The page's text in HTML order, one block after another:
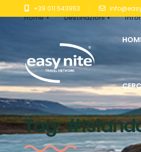
+39 011 543953
Tag:
Home Destinazioni